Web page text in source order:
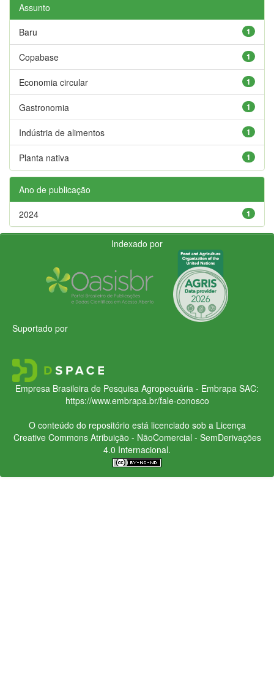
Assunto
1
Baru
1
Copabase
1
Economia circular
1
Gastronomia
1
Indústria de alimentos
1
Planta nativa
Ano de publicação
1
2024
Indexado por
Suportado por
Empresa Brasileira de Pesquisa Agropecuária - Embrapa SAC:
https://www.embrapa.br/fale-conosco
O conteúdo do repositório está licenciado sob a Licença
Creative CommonsAtribuição - NãoComercial - SemDerivações
4.0 Internacional.